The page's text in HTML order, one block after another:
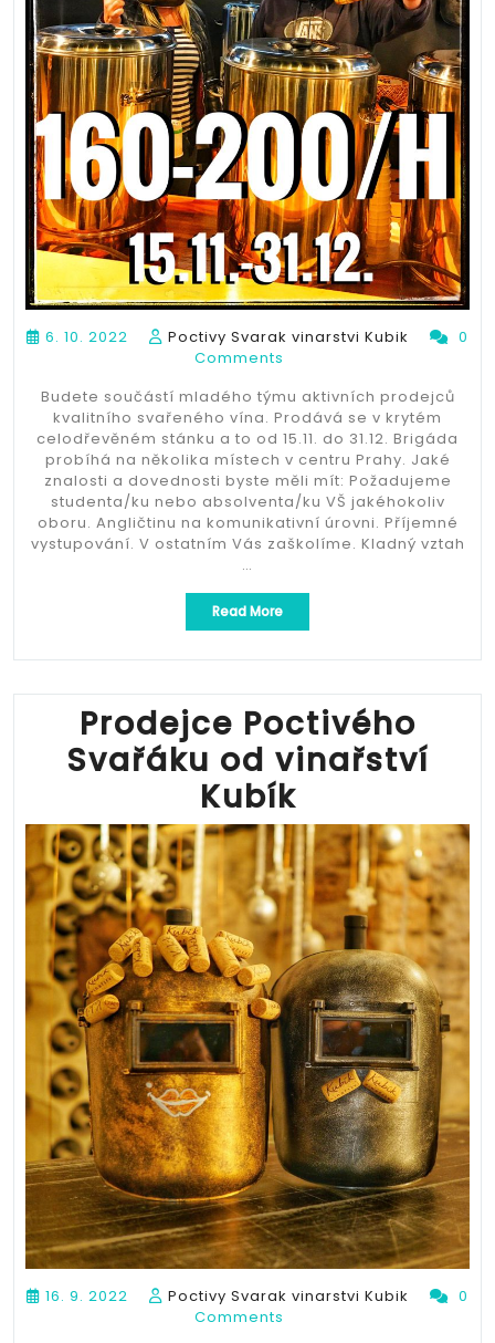
6. 10. 2022 Poctivy Svarak vinarstvi Kubik
0
Comments
Budete součástí mladého týmu aktivních prodejců
kvalitního svařeného vína. Prodává se v krytém
celodřevěném stánku a to od 15.11. do 31.12. Brigáda
probíhá na několika místech v centru Prahy. Jaké
znalosti a dovednosti byste měli mít: Požadujeme
studenta/ku nebo absolventa/ku VŠ jakéhokoliv
oboru. Angličtinu na komunikativní úrovni. Příjemné
vystupování. V ostatním Vás zaškolíme. Kladný vztah
…
Read More„160-
200/h
Svařáku
vinařství
Kubík“
Prodejce Poctivého
Svařáku od vinařství
Kubík
16. 9. 2022 Poctivy Svarak vinarstvi Kubik
0
Comments